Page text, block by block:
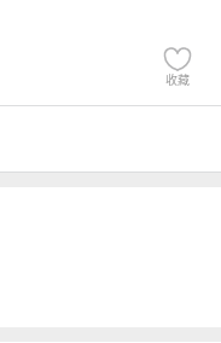
收藏